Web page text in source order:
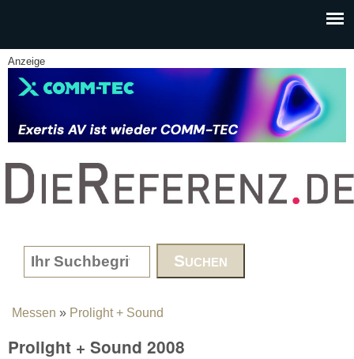
Anzeige
www.DieReferenz.de
Search form
You are here
Messen » Prolight + Sound
Prolight + Sound 2008